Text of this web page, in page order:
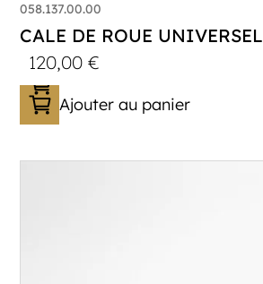
058.137.00.00
CALE DE ROUE UNIVERSEL
120,00€
Ajouter au panier